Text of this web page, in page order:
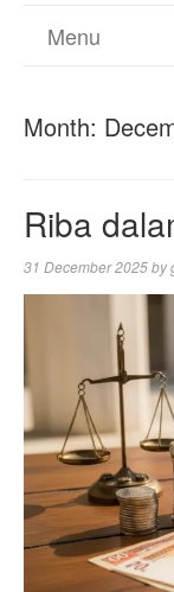
Menu
Month:
Riba
31 December 2025by